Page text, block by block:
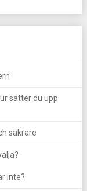
sätter du upp
säkrare
inte?